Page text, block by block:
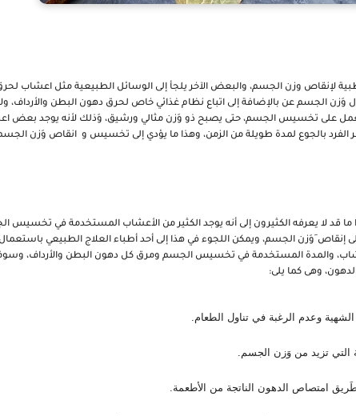
وهى كما يلى:
وعدم الرغبة في تناول الطعام.
التي تزيد من وَزن الجسم.
امتصاص الدهون الناتجة من الأطعمة.